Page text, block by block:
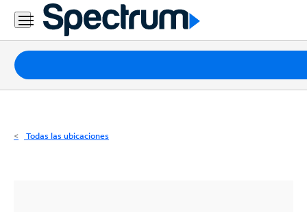
Residencial
Business
Paquetes
Internet
Todas las ubicaciones